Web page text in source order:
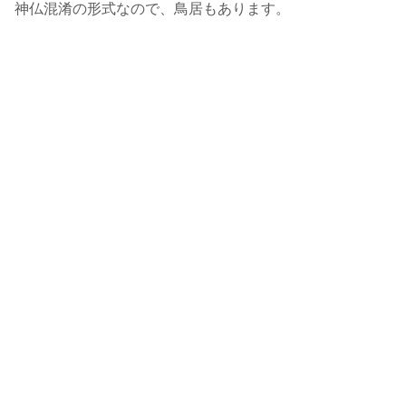
神仏混淆の形式なので、鳥居もあります。